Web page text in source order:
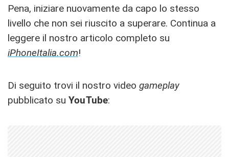
Pena, iniziare nuovamente da capo lo stesso
livello che non sei riuscito a superare. Continua a
leggere il nostro articolo completo su
iPhoneItalia.com!
Di seguito trovi il nostro video gameplay
pubblicato su YouTube: